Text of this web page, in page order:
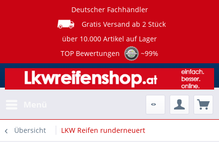
Deutscher Fachhändler
Gratis Versand ab 2 Stück
über 10.000 Artikel auf Lager
TOP Bewertungen
~99%
Übersicht LKW Reifen runderneuert